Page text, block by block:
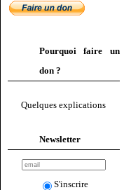
Pourquoi faire un
don ?
Quelques explications
Newsletter
S'inscrire